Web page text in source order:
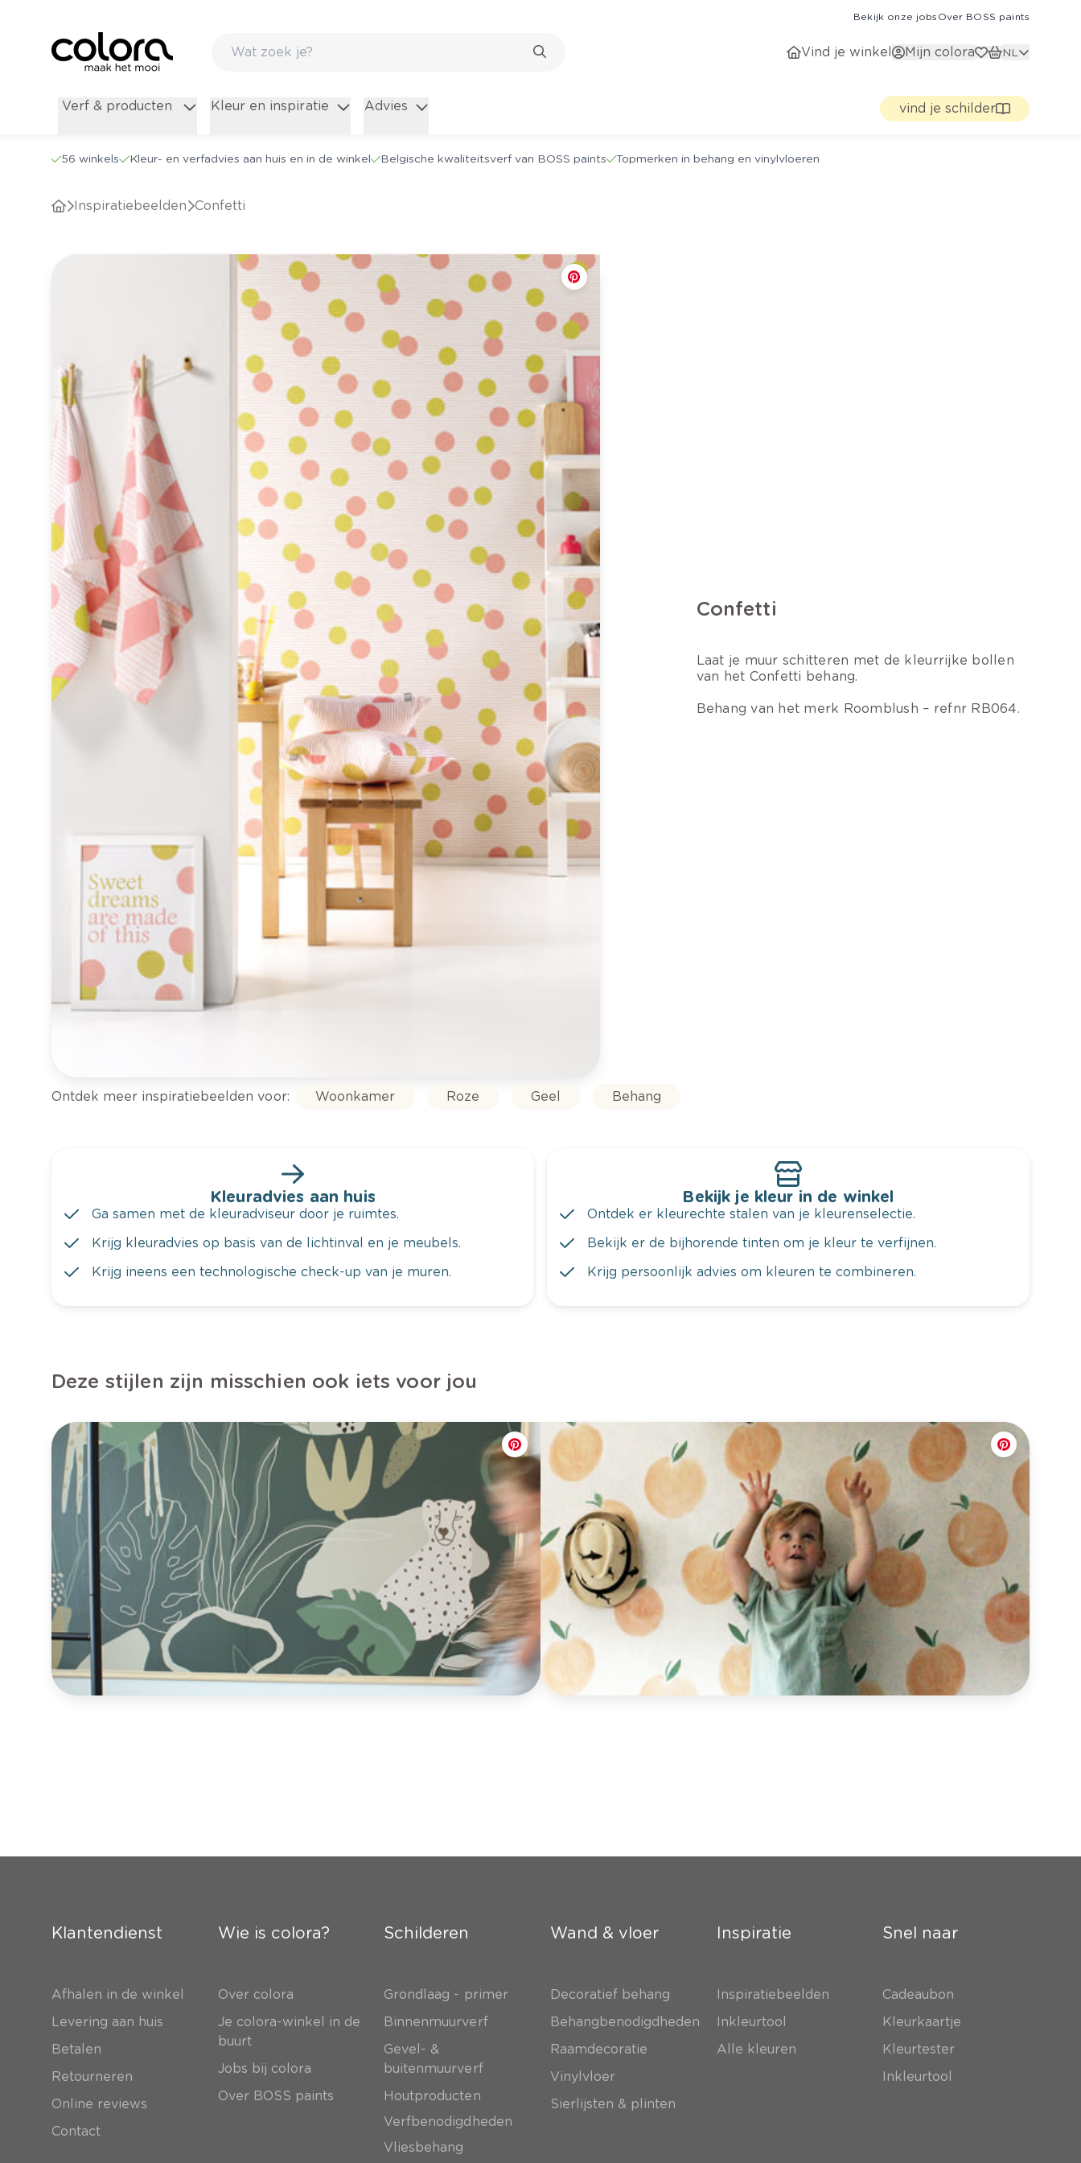
Bekijk onze jobs Over BOSS paints
Vind je winkel Mijn colora NL
Verf & producten Kleur en inspiratie Advies vind je schilder
56 winkels Kleur- en verfadvies aan huis en in de winkel Belgische kwaliteitsverf van BOSS paints Topmerken in behang en vinylvloeren
Inspiratiebeelden Confetti
Confetti
Laat je muur schitteren met de kleurrijke bollen
van het Confetti behang.
Behang van het merk Roomblush – refnr RB064.
Ontdek meer inspiratiebeelden voor: Woonkamer Roze Geel Behang
Kleuradvies aan huis
Ga samen met de kleuradviseur door je ruimtes.
Krijg kleuradvies op basis van de lichtinval en je meubels.
Krijg ineens een technologische check-up van je muren.
Bekijk je kleur in de winkel
Ontdek er kleurechte stalen van je kleurenselectie.
Bekijk er de bijhorende tinten om je kleur te verfijnen.
Krijg persoonlijk advies om kleuren te combineren.
Deze stijlen zijn misschien ook iets voor jou
Klantendienst
Afhalen in de winkel
Levering aan huis
Betalen
Retourneren
Online reviews
Contact
Wie is colora?
Over colora
Je colora-winkel in de
buurt
Jobs bij colora
Over BOSS paints
Schilderen
Grondlaag - primer
Binnenmuurverf
Gevel- &
buitenmuurverf
Houtproducten
Verfbenodigdheden
Vliesbehang
Wand & vloer
Decoratief behang
Behangbenodigdheden
Raamdecoratie
Vinylvloer
Sierlijsten & plinten
Inspiratie
Inspiratiebeelden
Inkleurtool
Alle kleuren
Snel naar
Cadeaubon
Kleurkaartje
Kleurtester
Inkleurtool